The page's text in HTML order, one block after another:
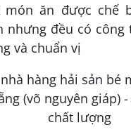
món ăn được chế
nhưng đều có công
và chuẩn vị